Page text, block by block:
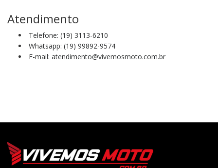
Atendimento
Telefone: (19) 3113-6210
Whatsapp: (19) 99892-9574
E-mail: atendimento@vivemosmoto.com.br